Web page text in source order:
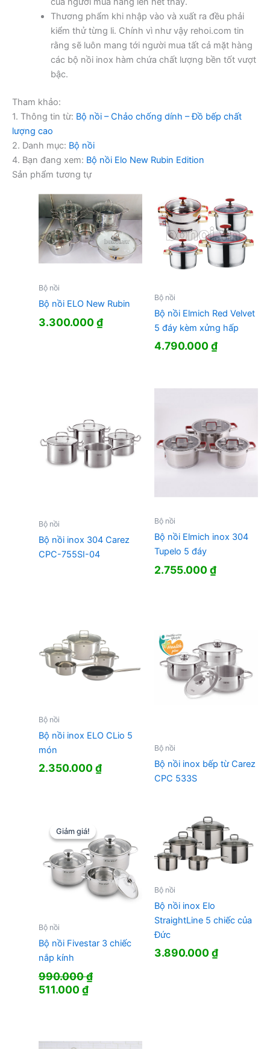
Thương phẩm khi nhập vào và xuất ra đều phải
kiểm thử từng li. Chính vì như vậy rehoi.com tin
rằng sẽ luôn mang tới người mua tất cả mặt hàng
các bộ nồi inox hàm chứa chất lượng bền tốt vượt
bậc.
Tham khảo:
1. Thông tin từ: Bộ nồi – Chảo chống dính – Đồ bếp chất
lượng cao
2. Danh mục: Bộ nồi
4. Bạn đang xem: Bộ nồi Elo New Rubin Edition
Sản phẩm tương tự
Bộ nồi
Bộ nồi ELO New Rubin
3.300.000₫
Bộ nồi
Bộ nồi Elmich Red Velvet
5 đáy kèm xửng hấp
4.790.000₫
Bộ nồi
Bộ nồi inox 304 Carez
CPC-755SI-04
Bộ nồi
Bộ nồi Elmich inox 304
Tupelo 5 đáy
2.755.000₫
Bộ nồi
Bộ nồi inox ELO CLio 5
món
2.350.000₫
Bộ nồi
Bộ nồi inox bếp từ Carez
CPC 533S
Giảm giá!
Giảm giá!
Bộ nồi
Bộ nồi Fivestar 3 chiếc
nắp kính
990.000₫
Giá
511.000₫Giá
511.000 ₫.
Bộ nồi
Bộ nồi inox Elo
StraightLine 5 chiếc của
Đức
3.890.000₫